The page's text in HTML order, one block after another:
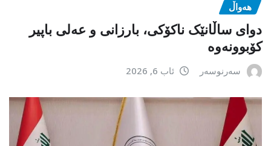
هەواڵ
دوای ساڵانێک ناکۆکی، بارزانی و عەلی باپیر
کۆبوونەوە
سەرنوسەر ئاب 6, 2026